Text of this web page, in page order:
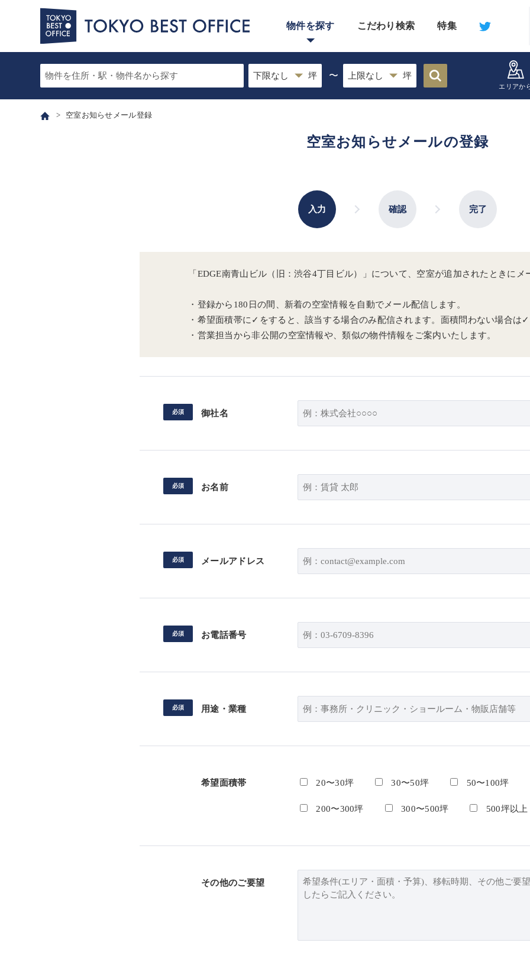
物件を探す こだわり検索 特集
エリアか
〜
空室お知らせメール登録
空室お知らせメールの登録
入力 確認 完了
「EDGE南青山ビル（旧：渋谷4丁目ビル）」について、空室が追加されたときにメ
・登録から180日の間、新着の空室情報を自動でメール配信します。
・希望面積帯に✓をすると、該当する場合のみ配信されます。面積問わない場合は✓
・営業担当から非公開の空室情報や、類似の物件情報をご案内いたします。
御社名
お名前
メールアドレス
お電話番号
用途・業種
希望面積帯 20〜30坪 30〜50坪 50〜100坪
200〜300坪 300〜500坪 500坪以上
その他のご要望